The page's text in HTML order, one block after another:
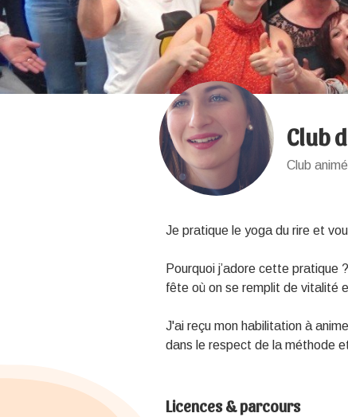
Club
Club
Je pratique le yoga du rire et
Pourquoi j’adore cette pratique
fête où on se remplit de vitalité
J'ai reçu mon habilitation à
dans le respect de la méthode
Licences & parcours